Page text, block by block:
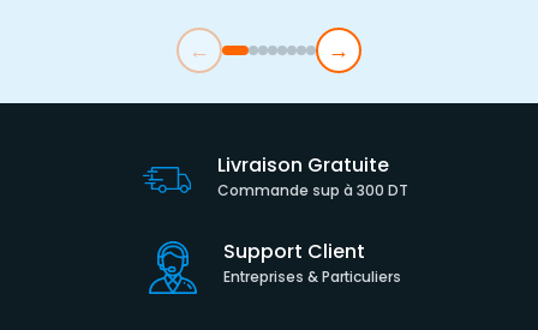
← →
Livraison Gratuite
Commande sup à 300 DT
Support Client
Entreprises & Particuliers